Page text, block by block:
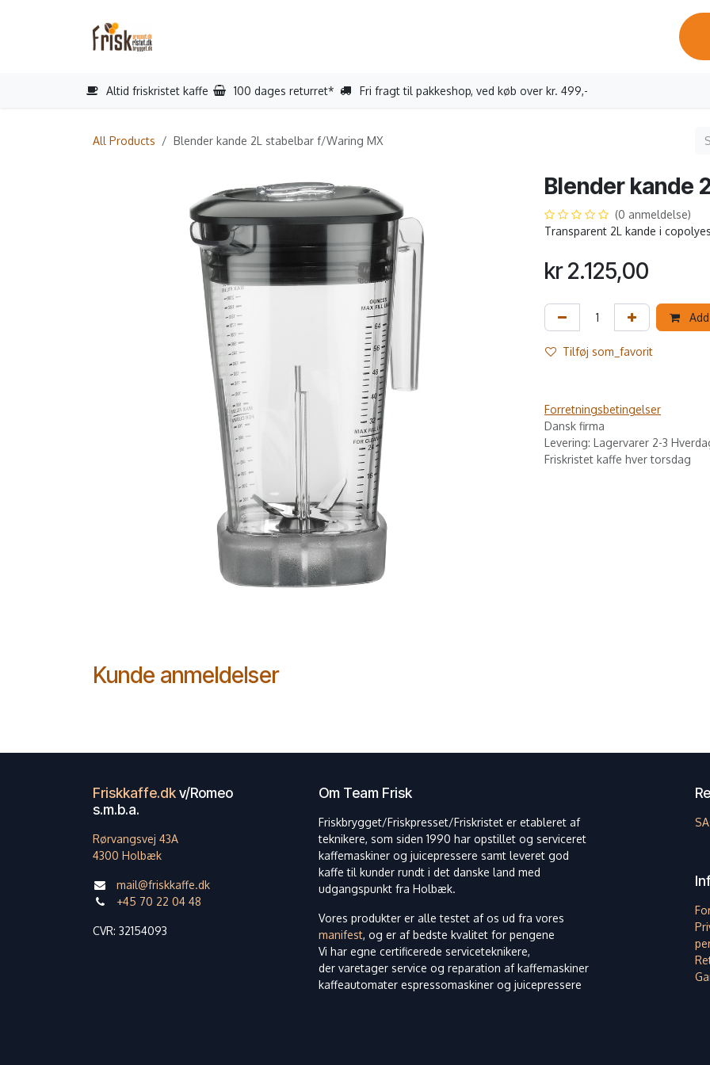
Altid friskristet kaffe 100 dages returret* Fri fragt til pakkeshop, ved køb over kr. 499,-
All Products Blender kande 2L stabelbar f/Waring MX
Blender kande
(0 anmeldelse)
Transparent 2L kande i
kr2.125,00
Tilføj som_favorit
Forretningsbetingelser
Dansk firma
Levering: Lagervarer 2-3
Friskristet kaffe hver torsdag
Kunde anmeldelser
Friskkaffe.dkv/Romeo
s.m.b.a.
Rørvangsvej 43A
4300 Holbæk
mail@friskkaffe.dk
+45 70 22 04 48
CVR: 32154093
Om Team Frisk
Friskbrygget/Friskpresset/Friskristet er etableret af
teknikere, som siden 1990 har opstillet og serviceret
kaffemaskiner og juicepressere samt leveret god
kaffe til kunder rundt i det danske land med
udgangspunkt fra Holbæk.
Vores produkter er alle testet af os ud fra vores
manifest, og er af bedste kvalitet for pengene
Vi har egne certificerede serviceteknikere,
der varetager service og reparation af kaffemaskiner
kaffeautomater espressomaskiner og juicepressere